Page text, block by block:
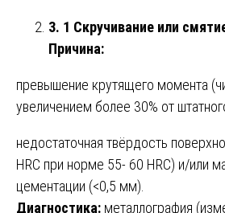
3. 1 Скручивание или
Причина:
превышение крутящего момента
увеличением более 30% от
недостаточная твёрдость
HRC при норме 55- 60 HRC) и/или
цементации (<0,5 мм).
Диагностика: металлография